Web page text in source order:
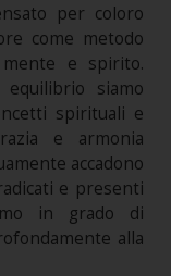
per coloro
come metodo
e spirito.
siamo
spirituali e
e armonia
accadono
e presenti
in grado di
alla